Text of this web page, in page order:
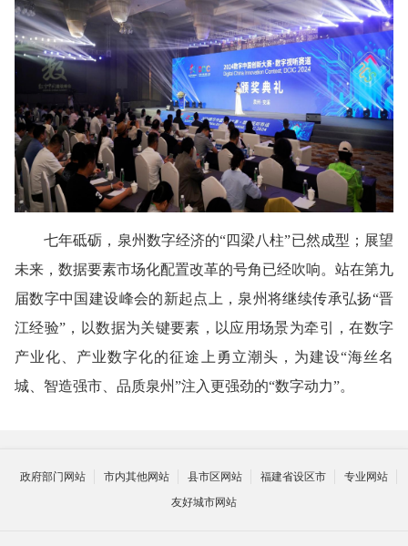
七年砥砺，泉州数字经济的“四梁八柱”已然成型；展望
未来，数据要素市场化配置改革的号角已经吹响。站在第九
届数字中国建设峰会的新起点上，泉州将继续传承弘扬“晋
江经验”，以数据为关键要素，以应用场景为牵引，在数字
产业化、产业数字化的征途上勇立潮头，为建设“海丝名
城、智造强市、品质泉州”注入更强劲的“数字动力”。
政府部门网站 市内其他网站 县市区网站 福建省设区市
专业网站
友好城市网站